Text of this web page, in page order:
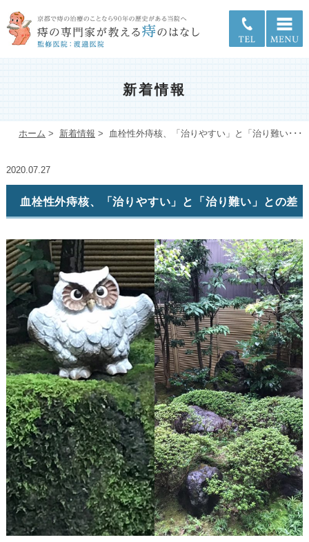
新着情報
ホーム > 新着情報 > 血栓性外痔核、「治りやすい」と「治り難い･･･
2020.07.27
血栓性外痔核、「治りやすい」と「治り難い」との差